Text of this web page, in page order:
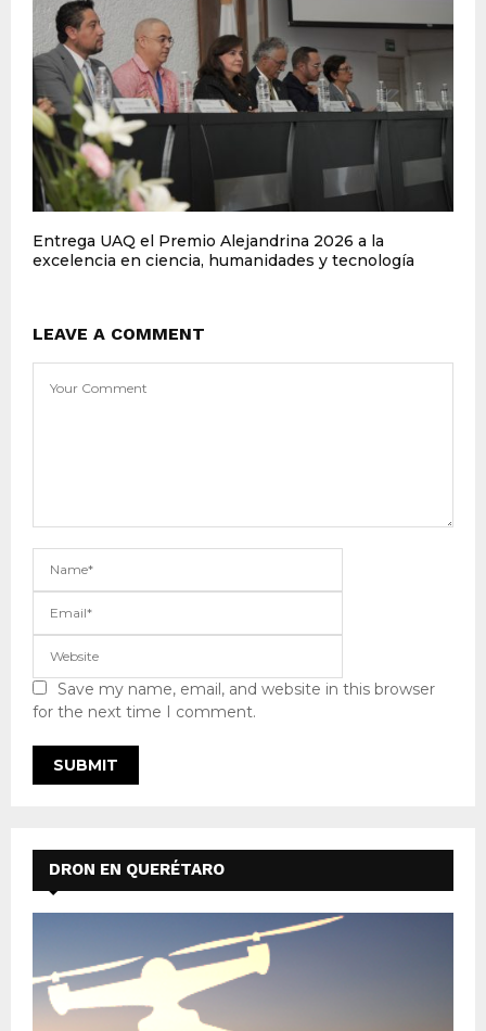
Entrega UAQ el Premio Alejandrina 2026 a la
excelencia en ciencia, humanidades y tecnología
LEAVE A COMMENT
Save my name, email, and website in this browser
for the next time I comment.
DRON EN QUERÉTARO